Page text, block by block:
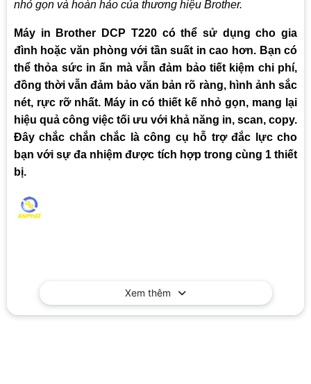
nhỏ gọn và hoàn hảo của thương hiệu Brother.
Máy in Brother DCP T220 có thể sử dụng cho gia
đình hoặc văn phòng với tần suất in cao hơn. Bạn có
thể thỏa sức in ấn mà vẫn đảm bảo tiết kiệm chi phí,
đồng thời vẫn đảm bảo văn bản rõ ràng, hình ảnh sắc
nét, rực rỡ nhất. Máy in có thiết kế nhỏ gọn, mang lại
hiệu quả công việc tối ưu với khả năng in, scan, copy.
Đây chắc chắn chắc là công cụ hỗ trợ đắc lực cho
bạn với sự đa nhiệm được tích hợp trong cùng 1 thiết
bị.
Xem thêm